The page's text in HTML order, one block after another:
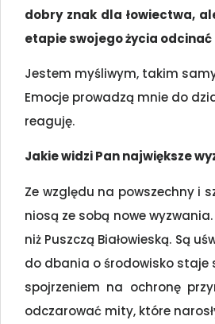
dobry znak dla łowiectwa,
etapie swojego życia odcinać
Jestem myśliwym, takim
Emocje prowadzą mnie do
reaguję.
Jakie widzi Pan największe
Ze względu na powszechny i
niosą ze sobą nowe
niż Puszczą Białowieską. Są
do dbania o środowisko staje
spojrzeniem na ochronę
odczarować mity, które